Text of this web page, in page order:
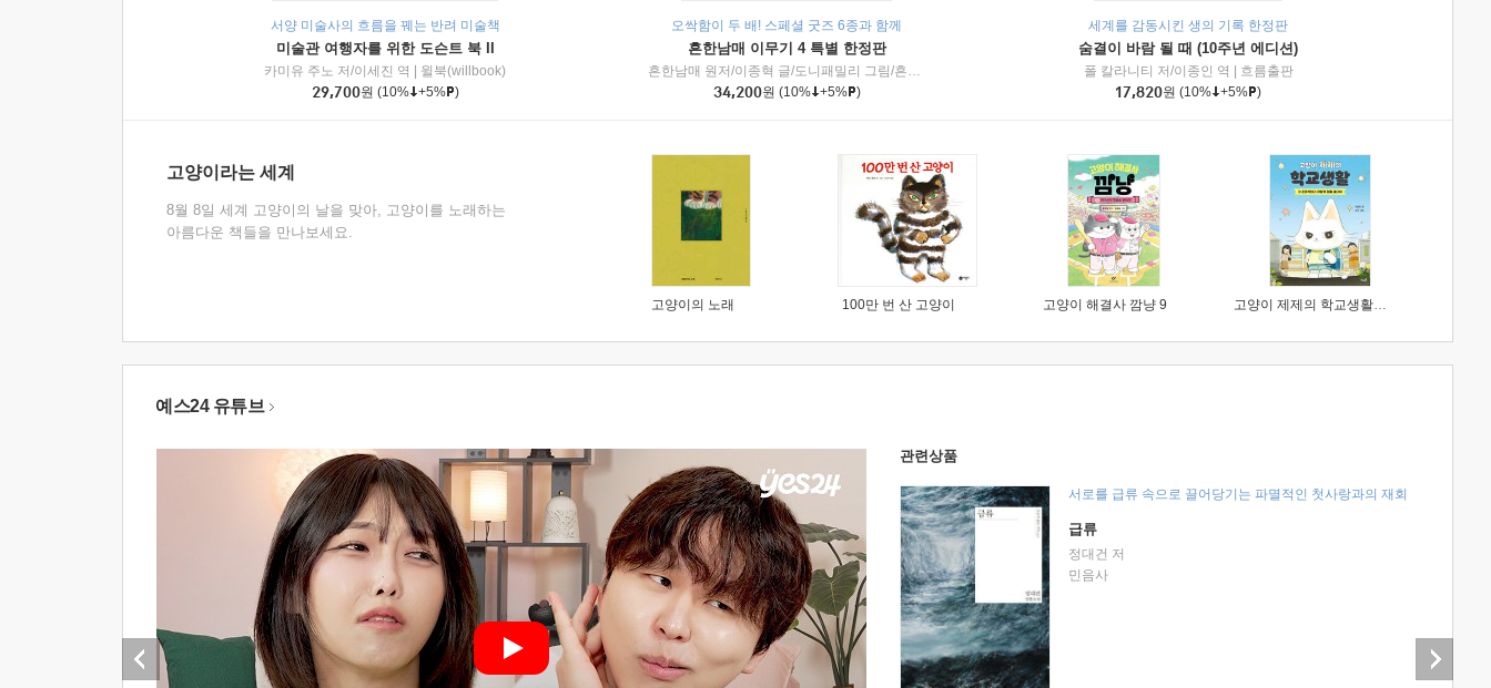
서양 미술사의 흐름을 꿰는 반려 미술책
미술관 여행자를 위한 도슨트 북 II
카미유 주노 저/이세진 역
윌북(willbook)
29,700원 (10% +5% )
오싹함이 두 배! 스페셜 굿즈 6종과 함께
흔한남매 이무기 4 특별 한정판
흔한남매 원저/이종혁 글/도니패밀리 그림/흔한컴퍼니 감수
미래엔아이세움
34,200원 (10% +5% )
세계를 감동시킨 생의 기록 한정판
숨결이 바람 될 때 (10주년 에디션)
폴 칼라니티 저/이종인 역
흐름출판
17,820원 (10% +5% )
고양이라는 세계
8월 8일 세계 고양이의 날을 맞아, 고양이를 노래하는
아름다운 책들을 만나보세요.
고양이의 노래 100만 번 산 고양이 고양이 해결사 깜냥 9 고양이 제제의 학교생활 1 : 초등학생이 이렇게 힘들 줄이야
예스24 유튜브
관련상품
서로를 급류 속으로 끌어당기는 파멸적인 첫사랑과의 재회
급류
정대건 저
민음사